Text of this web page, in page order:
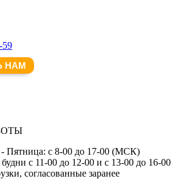
59
НАМ
Пятница: с 8-00 до 17-00 (МСК)
будни с 11-00 до 12-00 и с 13-00 до 16-00
согласованные заранее